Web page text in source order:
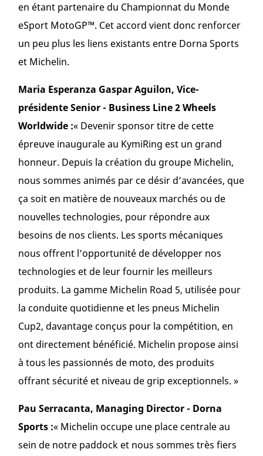
en étant partenaire du Championnat du Monde
eSport MotoGP™. Cet accord vient donc renforcer
un peu plus les liens existants entre Dorna Sports
et Michelin.
Maria Esperanza Gaspar Aguilon, Vice-
présidente Senior - Business Line 2 Wheels
Worldwide :« Devenir sponsor titre de cette
épreuve inaugurale au KymiRing est un grand
honneur. Depuis la création du groupe Michelin,
nous sommes animés par ce désir d’avancées, que
ça soit en matière de nouveaux marchés ou de
nouvelles technologies, pour répondre aux
besoins de nos clients. Les sports mécaniques
nous offrent l’opportunité de développer nos
technologies et de leur fournir les meilleurs
produits. La gamme Michelin Road 5, utilisée pour
la conduite quotidienne et les pneus Michelin
Cup2, davantage conçus pour la compétition, en
ont directement bénéficié. Michelin propose ainsi
à tous les passionnés de moto, des produits
offrant sécurité et niveau de grip exceptionnels. »
Pau Serracanta, Managing Director - Dorna
Sports :« Michelin occupe une place centrale au
sein de notre paddock et nous sommes très fiers